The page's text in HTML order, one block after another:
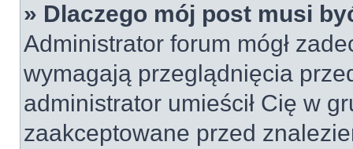
» Dlaczego mój post musi
Administrator forum mógł
wymagają przeglądnięcia
administrator umieścił Cię w
zaakceptowane przed